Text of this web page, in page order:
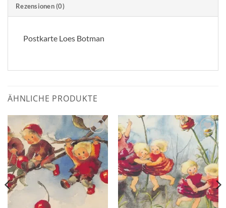
Rezensionen (0)
Postkarte Loes Botman
ÄHNLICHE PRODUKTE
Zum
Wunschzettel
hinzufügen
Zum
Wunschzettel
hinzufügen